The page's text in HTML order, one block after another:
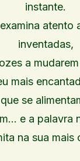
instante.
atento
inventadas,
a
mais
se
e a palavra
na sua mais